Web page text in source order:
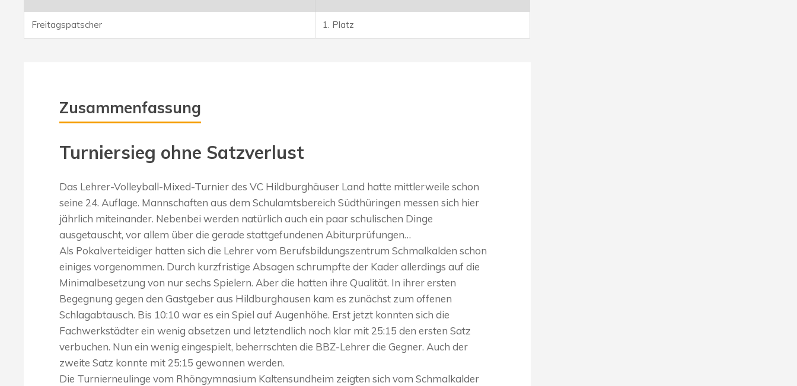
Freitagspatscher 1. Platz
Zusammenfassung
Turniersieg ohne Satzverlust
Das Lehrer-Volleyball-Mixed-Turnier des VC Hildburghäuser Land hatte mittlerweile schon
seine 24. Auflage. Mannschaften aus dem Schulamtsbereich Südthüringen messen sich hier
jährlich miteinander. Nebenbei werden natürlich auch ein paar schulischen Dinge
ausgetauscht, vor allem über die gerade stattgefundenen Abiturprüfungen…
Als Pokalverteidiger hatten sich die Lehrer vom Berufsbildungszentrum Schmalkalden schon
einiges vorgenommen. Durch kurzfristige Absagen schrumpfte der Kader allerdings auf die
Minimalbesetzung von nur sechs Spielern. Aber die hatten ihre Qualität. In ihrer ersten
Begegnung gegen den Gastgeber aus Hildburghausen kam es zunächst zum offenen
Schlagabtausch. Bis 10:10 war es ein Spiel auf Augenhöhe. Erst jetzt konnten sich die
Fachwerkstädter ein wenig absetzen und letztendlich noch klar mit 25:15 den ersten Satz
verbuchen. Nun ein wenig eingespielt, beherrschten die BBZ-Lehrer die Gegner. Auch der
zweite Satz konnte mit 25:15 gewonnen werden.
Die Turnierneulinge vom Rhöngymnasium Kaltensundheim zeigten sich vom Schmalkalder